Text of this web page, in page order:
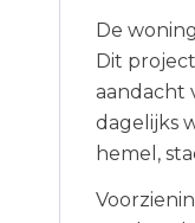
De
Dit
aandacht
dagelijks
hemel,